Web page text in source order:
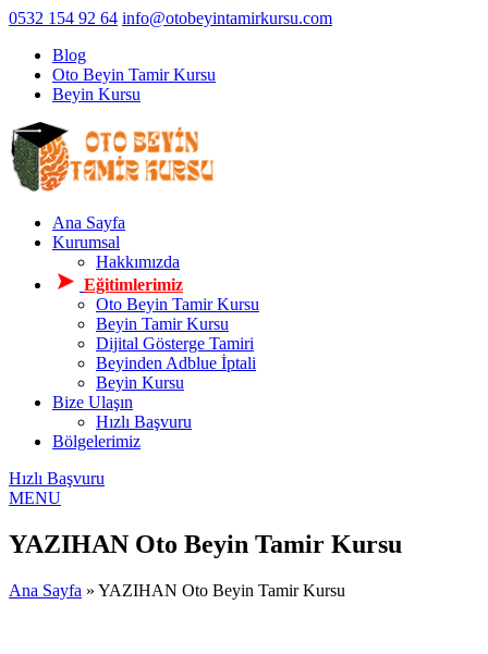
0532 154 92 64 info@otobeyintamirkursu.com
Blog
Oto Beyin Tamir Kursu
Beyin Kursu
Ana Sayfa
Kurumsal
Hakkımızda
Eğitimlerimiz
Oto Beyin Tamir Kursu
Beyin Tamir Kursu
Dijital Gösterge Tamiri
Beyinden Adblue İptali
Beyin Kursu
Bize Ulaşın
Hızlı Başvuru
Bölgelerimiz
Hızlı Başvuru
MENU
YAZIHAN Oto Beyin Tamir Kursu
Ana Sayfa » YAZIHAN Oto Beyin Tamir Kursu